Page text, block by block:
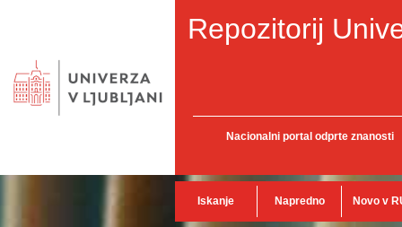
Repozitorij
Nacionalni portal odprte znanosti
Iskanje Napredno Novo v